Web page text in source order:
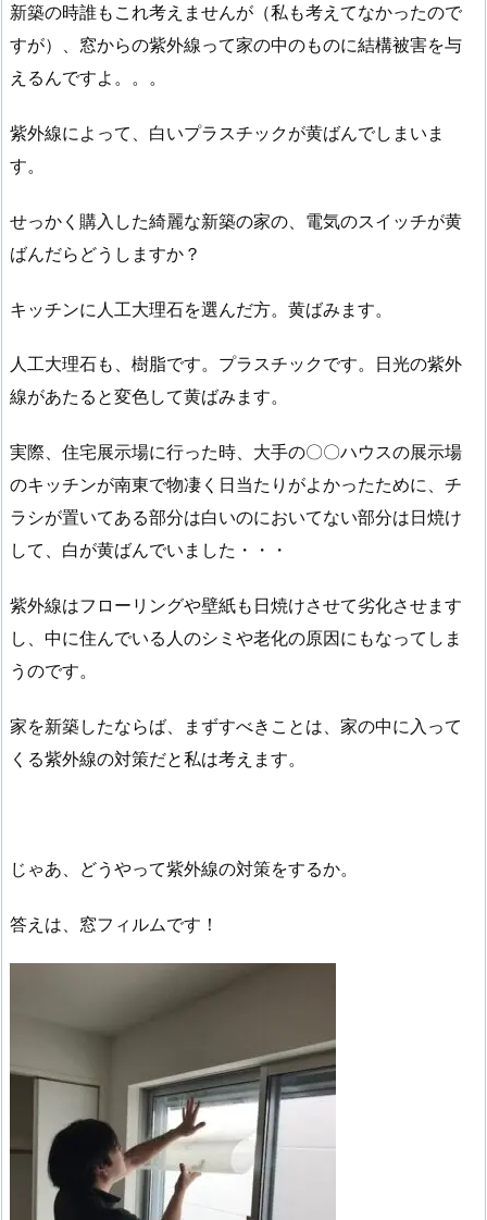
新築の時誰もこれ考えませんが（私も考えてなかったので
すが）、窓からの紫外線って家の中のものに結構被害を与
えるんですよ。。。
紫外線によって、白いプラスチックが黄ばんでしまいま
す。
せっかく購入した綺麗な新築の家の、電気のスイッチが黄
ばんだらどうしますか？
キッチンに人工大理石を選んだ方。黄ばみます。
人工大理石も、樹脂です。プラスチックです。日光の紫外
線があたると変色して黄ばみます。
実際、住宅展示場に行った時、大手の〇〇ハウスの展示場
のキッチンが南東で物凄く日当たりがよかったために、チ
ラシが置いてある部分は白いのにおいてない部分は日焼け
して、白が黄ばんでいました・・・
紫外線はフローリングや壁紙も日焼けさせて劣化させます
し、中に住んでいる人のシミや老化の原因にもなってしま
うのです。
家を新築したならば、まずすべきことは、家の中に入って
くる紫外線の対策だと私は考えます。
じゃあ、どうやって紫外線の対策をするか。
答えは、窓フィルムです！